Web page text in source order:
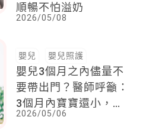
順暢不怕溢奶
2026/05/08
嬰兒 嬰兒照護
嬰兒3個月之內儘量不
要帶出門？醫師呼籲：
3個月內寶寶還小，出
門不能輕忽的3件事
2026/05/06